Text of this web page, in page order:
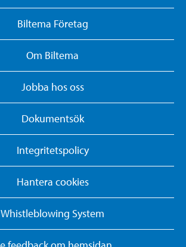
Biltema Företag
Om Biltema
Jobba hos oss
Dokumentsök
Integritetspolicy
Hantera cookies
Whistleblowing System